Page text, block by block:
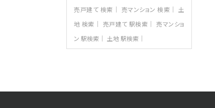
第8位
3,680万円
さがみ野駅
歩17分
売戸建て 検索 売マンション 検索
土
地 検索
売戸建て 駅検索
売マンショ
ン 駅検索
土地 駅検索